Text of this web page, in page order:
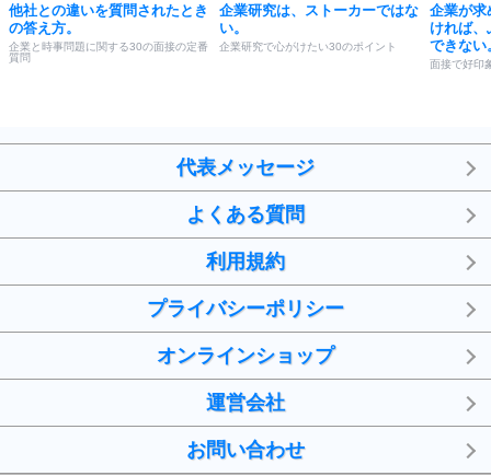
他社との違いを質問されたとき
の答え方。
企業と時事問題に関する30の面接の定番
質問
企業研究は、ストーカーではな
い。
企業研究で心がけたい30のポイント
企業が求
ければ
できない
面接で好印
代表メッセージ
よくある質問
利用規約
プライバシーポリシー
オンラインショップ
運営会社
お問い合わせ